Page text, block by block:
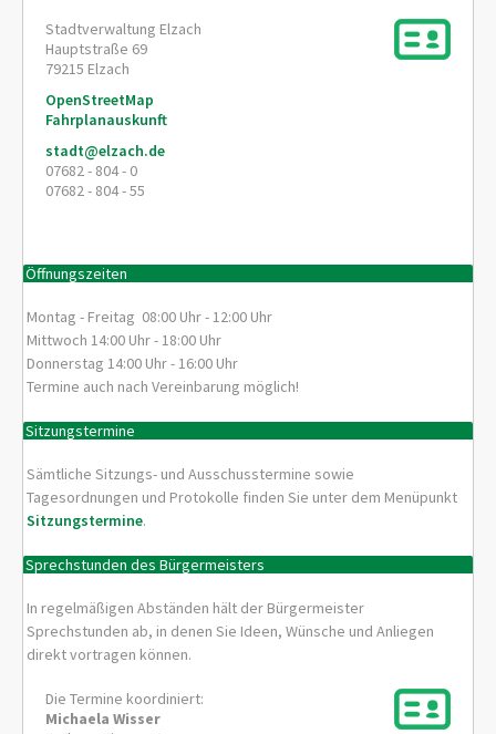
Stadtverwaltung Elzach
Hauptstraße 69
79215 Elzach
OpenStreetMap
Fahrplanauskunft
stadt@elzach.de
07682 - 804 - 0
07682 - 804 - 55
Öffnungszeiten
Montag - Freitag 08:00 Uhr - 12:00 Uhr
Mittwoch 14:00 Uhr - 18:00 Uhr
Donnerstag 14:00 Uhr - 16:00 Uhr
Termine auch nach Vereinbarung möglich!
Sitzungstermine
Sämtliche Sitzungs- und Ausschusstermine sowie
Tagesordnungen und Protokolle finden Sie unter dem Menüpunkt
Sitzungstermine.
Sprechstunden des Bürgermeisters
In regelmäßigen Abständen hält der Bürgermeister
Sprechstunden ab, in denen Sie Ideen, Wünsche und Anliegen
direkt vortragen können.
Die Termine koordiniert:
Michaela Wisser